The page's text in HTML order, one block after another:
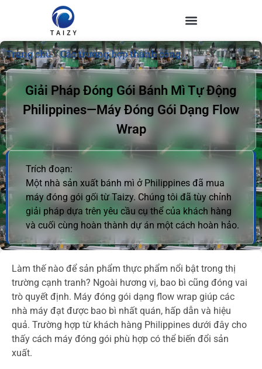
Trang chủ»Các trường hợp thành công
Giải Pháp Đóng Gói Bánh Mì Tự Động
Philippines—Máy Đóng Gói Dạng Flow
Wrap
Trích đoạn:
Một nhà sản xuất bánh mì ở Philippines đã mua
máy đóng gói gối từ Taizy. Chúng tôi đã tùy chỉnh
giải pháp dựa trên yêu cầu cụ thể của khách hàng
và cuối cùng hoàn thành dự án một cách hoàn hảo.
Làm thế nào để sản phẩm thực phẩm nổi bật trong thị
trường cạnh tranh? Ngoài hương vị, bao bì cũng đóng vai
trò quyết định. Máy đóng gói dạng flow wrap giúp các
nhà máy đạt được bao bì nhất quán, hấp dẫn và hiệu
quả. Trường hợp từ khách hàng Philippines dưới đây cho
thấy cách máy đóng gói phù hợp có thể biến đổi sản
xuất.